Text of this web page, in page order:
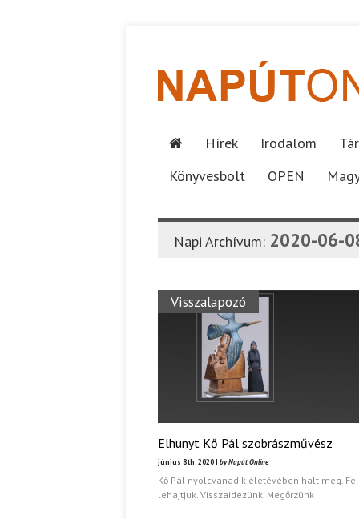
Hírek Irodalom
Könyvesbolt
OPEN
Napi Archívum: 2020-06-
Visszalapozó
Elhunyt Kő Pál szobrászművész
június 8th, 2020 | by Napút Online
Kő Pál nyolcvanadik életévében halt meg.
lehajtjuk. Visszaidézünk. Megőrzünk